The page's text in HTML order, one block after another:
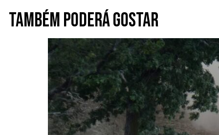
Também poderá gostar